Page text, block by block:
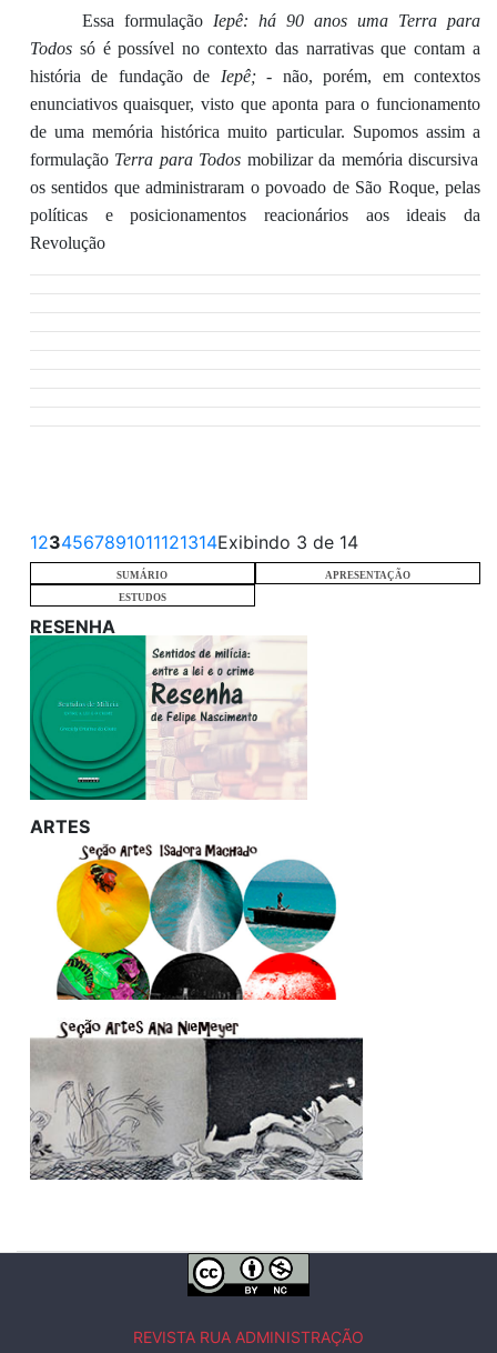
Essa formulação Iepê: há 90 anos uma Terra para
Todos só é possível no contexto dasnarrativasque contam a
história de fundação de Iepê; - não, porém, em contextos
enunciativos quaisquer, visto que aponta para o funcionamento
de uma memória históricamuito particular. Supomosassima
formulação Terra para Todos mobilizar da memóriadiscursiva
os sentidos que administraram opovoado de São Roque, pelas
políticas eposicionamentos reacionários aosideais da
Revolução
1234567891011121314Exibindo 3 de 14
SUMÁRIO
APRESENTAÇÃO
ESTUDOS
RESENHA
ARTES
REVISTA RUA ADMINISTRAÇÃO